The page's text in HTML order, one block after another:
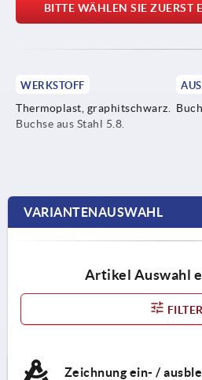
BITTE WÄHLEN SIE ZUERST
WERKSTOFF
Thermoplast, graphitschwarz.
Buchse aus Stahl 5.8.
VARIANTENAUSWAHL
Artikel Auswahl
FILTER
Zeichnung ein- /